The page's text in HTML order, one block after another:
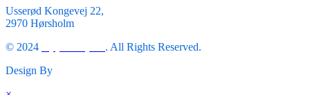
Usserød Kongevej 22,
2970 Hørsholm
© 2024
. All Rights Reserved.
Design By